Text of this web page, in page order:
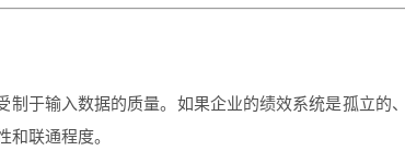
制于输入数据的质量。如果企业的绩效系统是孤立
和联通程度。